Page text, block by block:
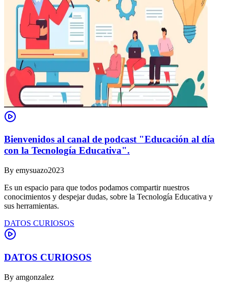
Bienvenidos al canal de podcast "Educación al día
con la Tecnología Educativa".
By emysuazo2023
Es un espacio para que todos podamos compartir nuestros
conocimientos y despejar dudas, sobre la Tecnología Educativa y
sus herramientas.
DATOS CURIOSOS
DATOS CURIOSOS
By amgonzalez